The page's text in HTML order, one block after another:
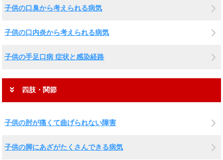
子供の口臭から考えられる病気
子供の口内炎から考えられる病気
子供の手足口病 症状と感染経路
四肢・関節
子供の肘が痛くて曲げられない障害
子供の脚にあざがたくさんできる病気